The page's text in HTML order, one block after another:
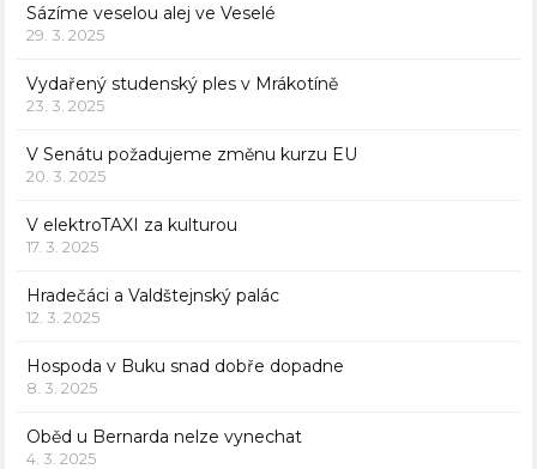
Sázíme veselou alej ve Veselé
29. 3. 2025
Vydařený studenský ples v Mrákotíně
23. 3. 2025
V Senátu požadujeme změnu kurzu EU
20. 3. 2025
V elektroTAXI za kulturou
17. 3. 2025
Hradečáci a Valdštejnský palác
12. 3. 2025
Hospoda v Buku snad dobře dopadne
8. 3. 2025
Oběd u Bernarda nelze vynechat
4. 3. 2025